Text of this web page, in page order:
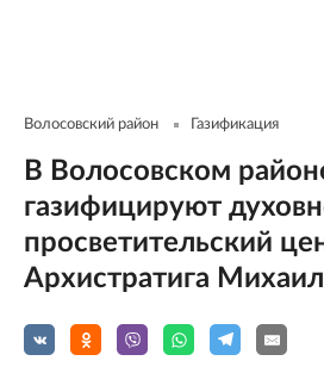
Волосовский район Газификация
В Волосовском
газифицируют
просветительский
Архистратига